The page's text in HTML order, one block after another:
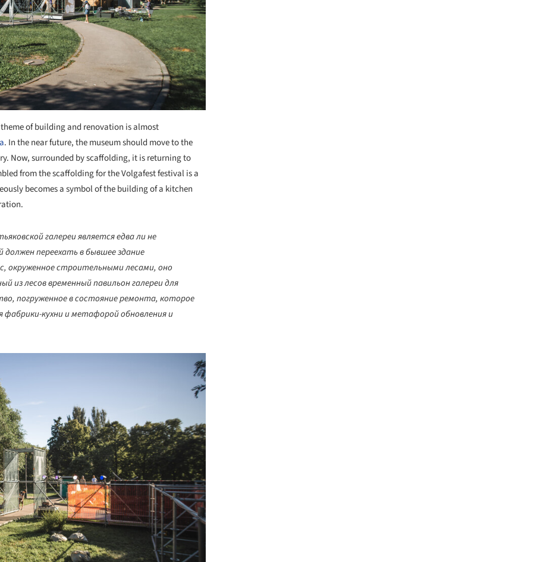
of building and renovation is almost
. In the near future, the museum should move to the
Now, surrounded by scaffolding, it is returning to
from the scaffolding for the Volgafest festival is a
becomes a symbol of the building of a kitchen
галереи является едва ли не
переехать в бывшее здание
окруженное строительными лесами, оно
из лесов временный павильон галереи для
погруженное в состояние ремонта, которое
кухни и метафорой обновления и